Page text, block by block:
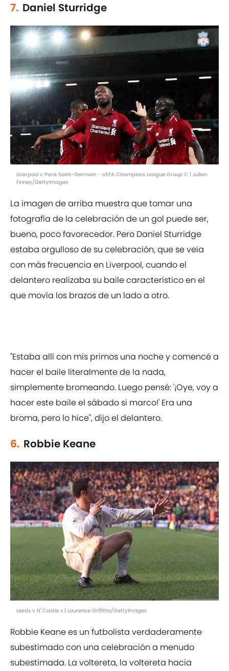
7. Daniel Sturridge
Liverpool v Paris Saint-Germain - UEFA Champions League Group C | Julian
Finney/GettyImages
La imagen de arriba muestra que tomar una
fotografía de la celebración de un gol puede ser,
bueno, poco favorecedor. Pero Daniel Sturridge
estaba orgulloso de su celebración, que se veía
con más frecuencia en Liverpool, cuando el
delantero realizaba su baile característico en el
que movía los brazos de un lado a otro.
"Estaba allí con mis primos una noche y comencé a
hacer el baile literalmente de la nada,
simplemente bromeando. Luego pensé: '¡Oye, voy a
hacer este baile el sábado si marco!' Era una
broma, pero lo hice", dijo el delantero.
6. Robbie Keane
Leeds v N''Castle x | Laurence Griffiths/GettyImages
Robbie Keane es un futbolista verdaderamente
subestimado con una celebración a menudo
subestimada. La voltereta, la voltereta hacia